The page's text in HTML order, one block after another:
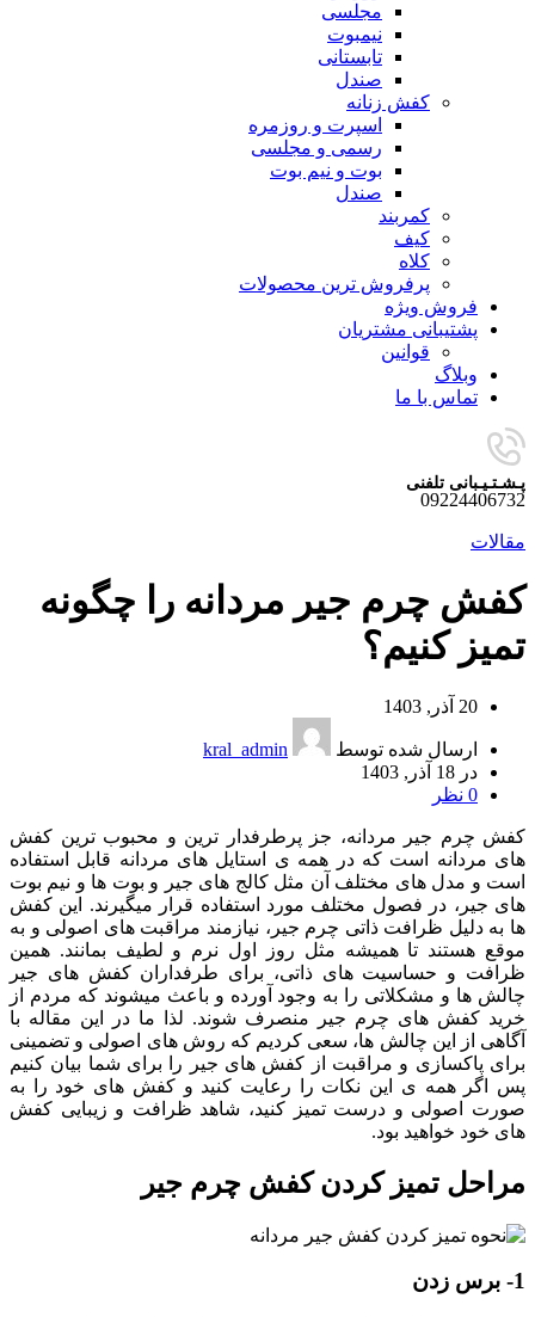
مجلسی
نیمبوت
تابستانی
صندل
کفش زنانه
اسپرت و روزمره
رسمی و مجلسی
بوت و نیم بوت
صندل
کمربند
کیف
کلاه
پرفروش ترین محصولات
فروش ویژه
پشتیبانی مشتریان
قوانین
وبلاگ
تماس با ما
پـشـتـیـبانی تلفنی
09224406732
مقالات
کفش چرم جیر مردانه را چگونه
تمیز کنیم؟
20 آذر, 1403
ارسال شده توسط
kral_admin
در 18 آذر, 1403
0 نظر
کفش چرم جیر مردانه، جز پرطرفدار ترین و محبوب ترین کفش
های مردانه است که در همه ی استایل های مردانه قابل استفاده
است و مدل های مختلف آن مثل کالج های جیر و بوت ها و نیم بوت
های جیر، در فصول مختلف مورد استفاده قرار میگیرند. این کفش
ها به دلیل ظرافت ذاتی چرم جیر، نیازمند مراقبت های اصولی و به
موقع هستند تا همیشه مثل روز اول نرم و لطیف بمانند. همین
ظرافت و حساسیت های ذاتی، برای طرفداران کفش های جیر
چالش ها و مشکلاتی را به وجود آورده و باعث میشوند که مردم از
خرید کفش های چرم جیر منصرف شوند. لذا ما در این مقاله با
آگاهی از این چالش ها، سعی کردیم که روش های اصولی و تضمینی
برای پاکسازی و مراقبت از کفش های جیر را برای شما بیان کنیم
پس اگر همه ی این نکات را رعایت کنید و کفش های خود را به
صورت اصولی و درست تمیز کنید، شاهد ظرافت و زیبایی کفش
های خود خواهید بود.
مراحل تمیز کردن کفش چرم جیر
1- برس زدن